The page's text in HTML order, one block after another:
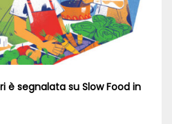
è segnalata su Slow Food in